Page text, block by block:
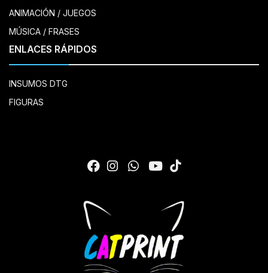
ANIMACIÓN / JUEGOS
MÚSICA / FRASES
ENLACES RÁPIDOS
INSUMOS DTG
FIGURAS